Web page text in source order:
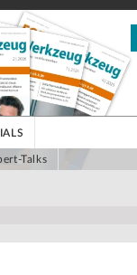
Talks